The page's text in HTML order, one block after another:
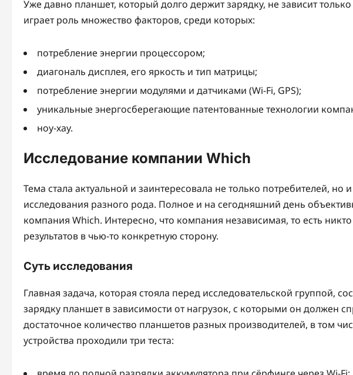
Уже давно планшет, который долго держит зарядку, не зависит
играет роль множество факторов, среди которых:
потребление энергии процессором;
диагональ дисплея, его яркость и тип матрицы;
потребление энергии модулями и датчиками (Wi-Fi, GPS);
уникальные энергосберегающие патентованные технологии
ноу-хау.
Исследование компании Which
Тема стала актуальной и заинтересовала не только потребителей,
исследования разного рода. Полное и на сегодняшний день
компания Which. Интересно, что компания независимая, то есть
результатов в чью-то конкретную сторону.
Суть исследования
Главная задача, которая стояла перед исследовательской группой,
зарядку планшет в зависимости от нагрузок, с которыми он должен
достаточное количество планшетов разных производителей, в том
устройства проходили три теста: